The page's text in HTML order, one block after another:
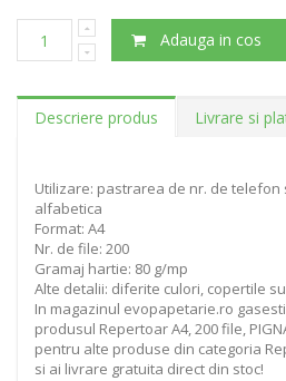
Adauga in cos
Descriere produs Livrare si
Utilizare: pastrarea de nr. de telefon
alfabetica
Format: A4
Nr. de file: 200
Gramaj hartie: 80 g/mp
Alte detalii: diferite culori, copertile
In magazinul evopapetarie.ro
produsul Repertoar A4, 200 file,
pentru alte produse din categoria
si ai livrare gratuita direct din stoc!